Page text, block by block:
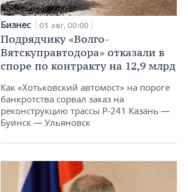
Бизнес 05 авг, 00:00
Подрядчику «Волго-
Вятскуправтодора» отказали в
споре по контракту на 12,9 млрд
Как «Хотьковский автомост» на пороге
банкротства сорвал заказ на
реконструкцию трассы Р‑241 Казань —
Буинск — Ульяновск